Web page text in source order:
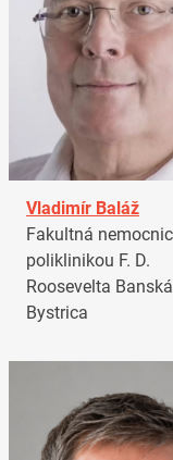
Vladimír Baláž
Fakultná
poliklinikou F. D.
Roosevelta Banská
Bystrica